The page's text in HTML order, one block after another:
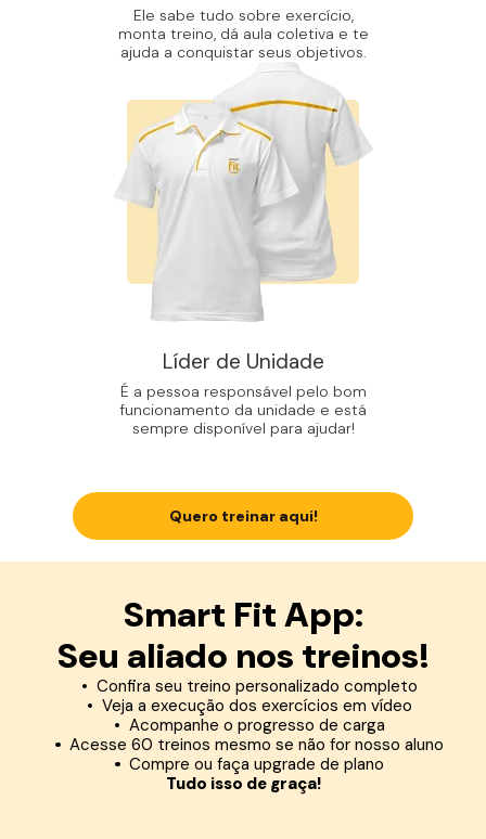
Ele sabe tudo sobre exercício,
monta treino, dá aula coletiva e te
ajuda a conquistar seus objetivos.
Líder de Unidade
É a pessoa responsável pelo bom
funcionamento da unidade e está
sempre disponível para ajudar!
Quero treinar aqui!
Smart Fit App:
Seu aliado nos treinos!
Confira seu treino personalizado completo
Veja a execução dos exercícios em vídeo
Acompanhe o progresso de carga
Acesse 60 treinos mesmo se não for nosso aluno
Compre ou faça upgrade de plano
Tudo isso de graça!